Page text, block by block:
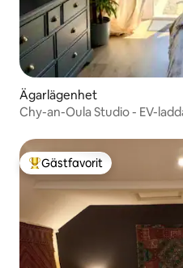
Ägarlägenhet
Chy-an-Oula Studio - EV-
Populär gästfavorit
Gästfavorit